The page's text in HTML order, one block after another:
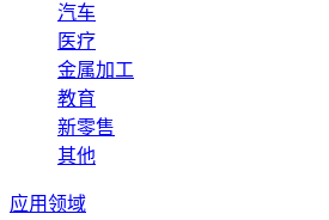
汽车
医疗
金属加工
教育
新零售
其他
应用领域